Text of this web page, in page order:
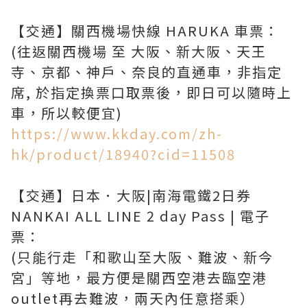
【交通】關西機場快線 HARUKA 車票：
(往返關西機場 至 大阪、新大阪、天王
寺、京都、神戶、奈良的直通車，非指定
席, 於指定換票口取票後，即日可以隨時上
https://www.kkday.com/zh-
hk/product/18940?cid=11508
【交通】日本．大阪|南海電鐵2日券
NANKAI ALL LINE 2 day Pass | 電子
票：
(只能行走「和歌山至大阪、難波、新今
宮」等地，最方便是關西空港去臨空港